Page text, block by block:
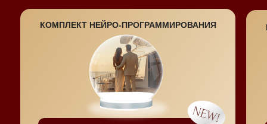
КОМПЛЕКТ НЕЙРО-ПРОГРАММИРОВАНИЯ